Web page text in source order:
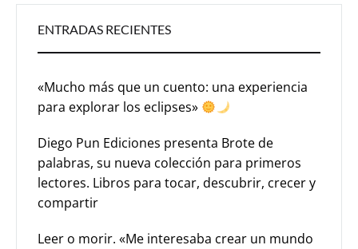
ENTRADAS RECIENTES
«Mucho más que un cuento: una experiencia
para explorar los eclipses»
Diego Pun Ediciones presenta Brote de
palabras, su nueva colección para primeros
lectores. Libros para tocar, descubrir, crecer y
compartir
Leer o morir. «Me interesaba crear un mundo